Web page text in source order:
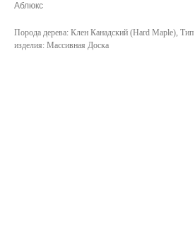
Аблюкс
Порода дерева: Клен Канадский (Hard Maple),
изделия: Массивная Доска